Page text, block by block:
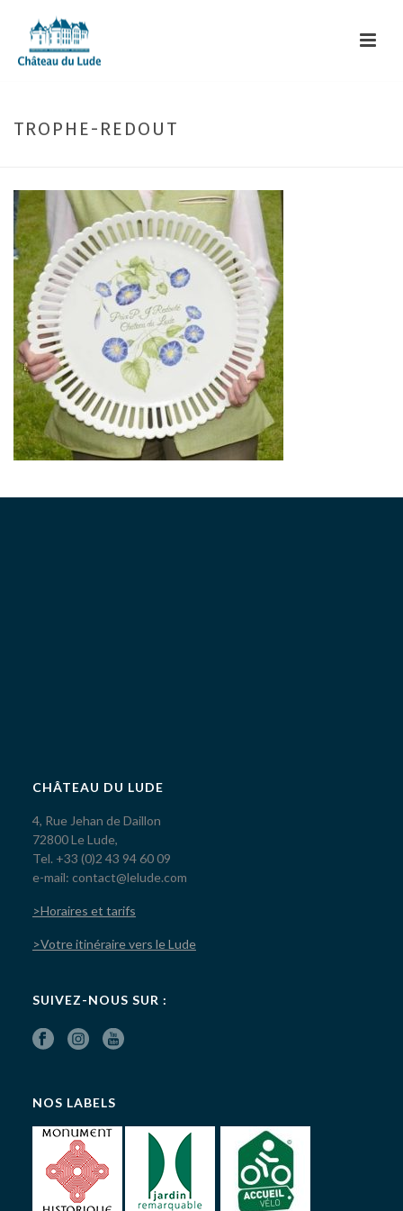
TROPHE-REDOUT
CHÂTEAU DU LUDE
4, Rue Jehan de Daillon
72800 Le Lude,
Tel. +33 (0)2 43 94 60 09
e-mail: contact@lelude.com
>Horaires et tarifs
>Votre itinéraire vers le Lude
SUIVEZ-NOUS SUR :
NOS LABELS